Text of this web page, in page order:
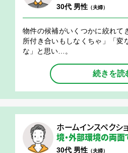
30代 男性 （夫婦）
物件の候補がいくつかに絞れて
所付き合いもしなくちゃ」「変
な」と思い…。
続きを読
ホームインスペクシ
境・外部環境の両面
30代 男性 （夫婦）